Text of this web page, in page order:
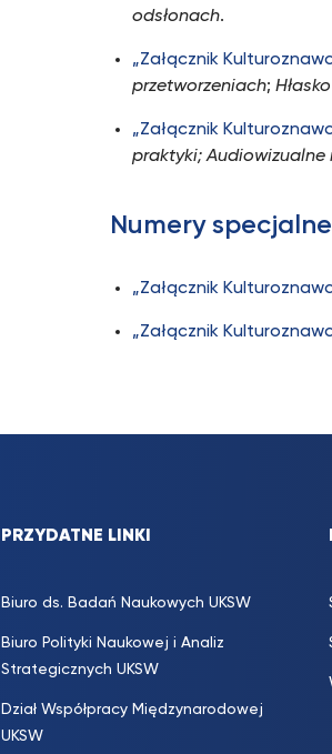
odsłonach.
„Załącznik
przetworzeniach;
„Załącznik
praktyki; Audiowizualne
Numery
„Załącznik
„Załącznik
PRZYDATNE LINKI
Biuro ds. Badań Naukowych UKSW
Biuro Polityki Naukowej i Analiz
Strategicznych UKSW
Dział Współpracy Międzynarodowej
UKSW